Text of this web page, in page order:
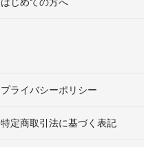
プライバシーポリシー
特定商取引法に基づく表記